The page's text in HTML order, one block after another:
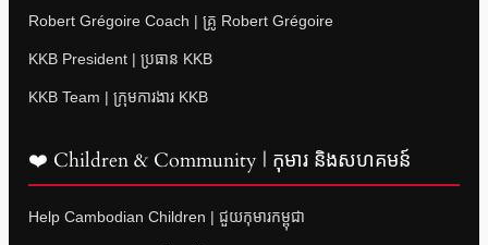
Robert Grégoire Coach | គ្រូ Robert Grégoire
KKB President | ប្រធាន KKB
KKB Team | ក្រុមការងារ KKB
❤️ Children & Community | កុមារ និងសហគមន៍
Help Cambodian Children | ជួយកុមារកម្ពុជា